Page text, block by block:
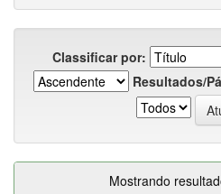
Classificar por:
Resultados/
Mostrando